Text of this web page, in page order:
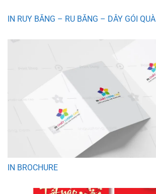
IN RUY BĂNG – RU BĂNG – DÂY GÓI QUÀ
IN BROCHURE